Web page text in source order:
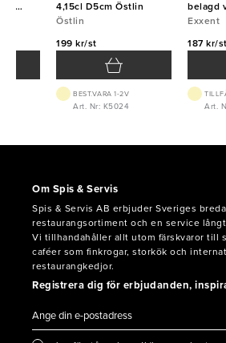
4,15cl D5cm Östlin
Östlin
199 kr/st
BEST.VARA 1-2V
Art. Nr: K5024
belagd
1/20L
Exxent
187 kr/st
Art.
Om Spis & Servis
Spis & Servis AB erbjuder Sveriges
restaurangsortiment och en service
Vi tillhandahåller allt utom färskvaror till
caféer som finkrogar, storkök och
restaurangkedjor.
Registrera dig för erbjudanden,